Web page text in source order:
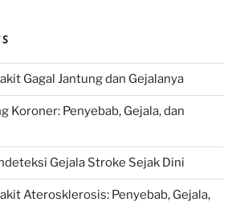
Gagal Jantung dan Gejalanya
Koroner: Penyebab, Gejala, dan
Gejala Stroke Sejak Dini
Aterosklerosis: Penyebab, Gejala,